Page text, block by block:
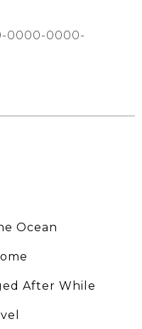
0000-0000-
Ocean
After While